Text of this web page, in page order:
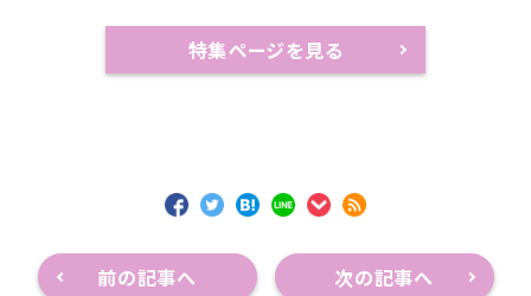
特集ページを見る
前の記事へ 次の記事へ